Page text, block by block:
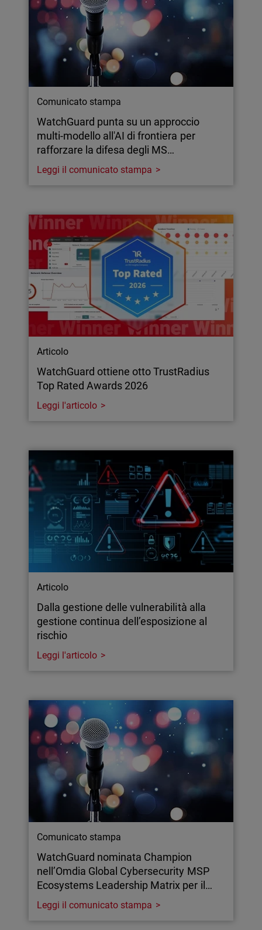
Comunicato stampa
WatchGuard punta su un approccio
multi-modello all'AI di frontiera per
rafforzare la difesa degli MS…
Leggi il comunicato stampa
Articolo
WatchGuard ottiene otto TrustRadius
Top Rated Awards 2026
Leggi l'articolo
Articolo
Dalla gestione delle vulnerabilità alla
gestione continua dell’esposizione al
rischio
Leggi l'articolo
Comunicato stampa
WatchGuard nominata Champion
nell’Omdia Global Cybersecurity MSP
Ecosystems Leadership Matrix per il…
Leggi il comunicato stampa